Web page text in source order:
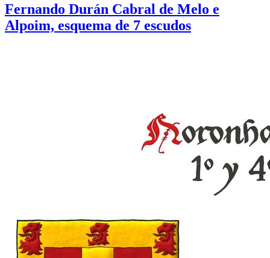
Fernando Durán Cabral de Melo e
Alpoim, esquema de 7 escudos